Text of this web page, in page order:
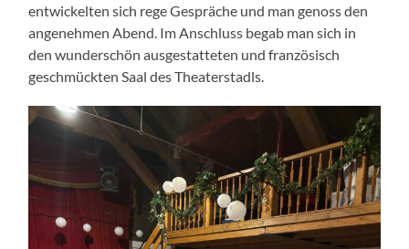
entwickelten sich rege Gespräche und man genoss den
angenehmen Abend. Im Anschluss begab man sich in
den wunderschön ausgestatteten und französisch
geschmückten Saal des Theaterstadls.